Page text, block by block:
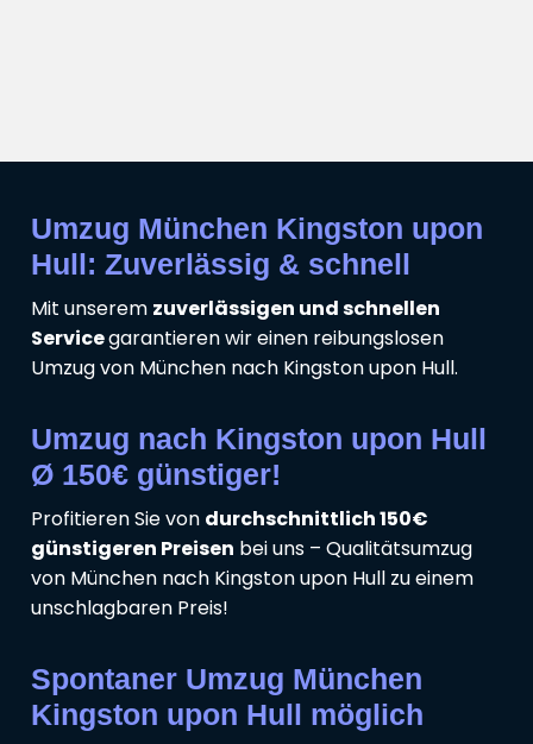
Umzug München Kingston upon
Hull: Zuverlässig & schnell
Mit unserem zuverlässigen und schnellen
Servicegarantieren wir einen reibungslosen
Umzug von München nach Kingston upon Hull.
Umzug nach Kingston upon Hull
Ø 150€ günstiger!
Profitieren Sie von durchschnittlich 150€
günstigeren Preisen bei uns – Qualitätsumzug
von München nach Kingston upon Hull zu einem
unschlagbaren Preis!
Spontaner Umzug München
Kingston upon Hull möglich